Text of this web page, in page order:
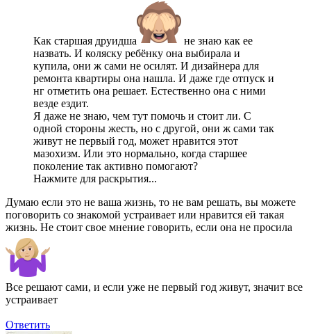
Как старшая друидша
не знаю как ее
назвать. И коляску ребёнку она выбирала и
купила, они ж сами не осилят. И дизайнера для
ремонта квартиры она нашла. И даже где отпуск и
нг отметить она решает. Естественно она с ними
везде ездит.
Я даже не знаю, чем тут помочь и стоит ли. С
одной стороны жесть, но с другой, они ж сами так
живут не первый год, может нравится этот
мазохизм. Или это нормально, когда старшее
поколение так активно помогают?
Нажмите для раскрытия...
Думаю если это не ваша жизнь, то не вам решать, вы можете
поговорить со знакомой устраивает или нравится ей такая
жизнь. Не стоит свое мнение говорить, если она не просила
Все решают сами, и если уже не первый год живут, значит все
устраивает
Ответить